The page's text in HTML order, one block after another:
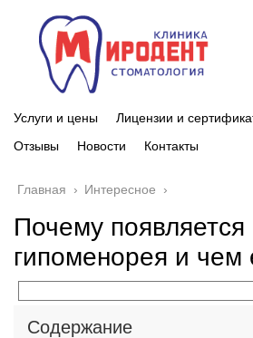
Услуги и цены Лицензии и
Отзывы
Новости Контакты
Главная › Интересное ›
Почему появляется
гипоменорея и чем
Содержание